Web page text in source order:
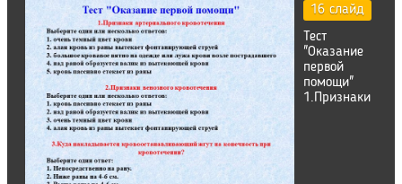
16 слайд
Тест
"Оказание
первой
помощи"
1.Признаки